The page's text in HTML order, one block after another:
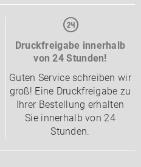
Druckfreigabe innerhalb
von 24 Stunden!
Guten Service schreiben wir
groß! Eine Druckfreigabe zu
Ihrer Bestellung erhalten
Sie innerhalb von 24
Stunden.